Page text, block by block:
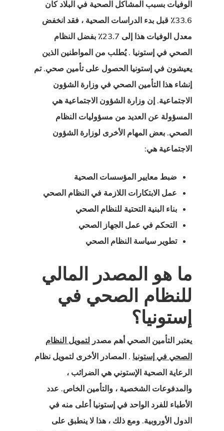
الوفيات بسبب المشاكل الصحية في البلاد كان
33.6٪ قبل بدء الدراسات الصحية ، فقد انخفض
معدل الوفيات هذا إلى 23.7٪ بفضل
النظام
الصحي في إستونيا . يُطلب من المواطنين الذين
يعيشون في إستونيا الحصول على تأمين صحي. تم
إنشاء هذا التأمين الصحي في وزارة الشؤون
الاجتماعية. إن وزارة الشؤون الاجتماعية هي
المسؤولة عن العديد من مسؤوليات النظام
الصحي. بعض المهام الأخرى لوزارة الشؤون
الاجتماعية هي:
ضبط معايير المؤسسات الصحية
عمل الابتكارات اللازمة في النظام الصحي
بناء البنية التحتية للنظام الصحي
التحكم في عمل الجهاز الصحي
تطوير سياسة النظام الصحي
ما هو المصدر المالي
للنظام الصحي في
إستونيا؟
يعتبر التأمين الصحي أهم مصدر لتمويل النظام
الصحي في إستونيا . المصادر الأخرى لتمويل نظام
الرعاية الصحية الإستوني هي الضرائب ،
والمدفوعات الشخصية ، والتأمين الخاص. عدد
الأطباء للفرد الواحد في إستونيا أعلى منه في
الدول الأوروبية. ومع ذلك ، هذا لا ينطبق على
الإقامة
للاتحاد
– برامج
بدء التشغيل
الإقامة مع
اليونان –
الذهبية
الوكالة
البيانات
عن
الدفع فشلت
أسعار الوكيل